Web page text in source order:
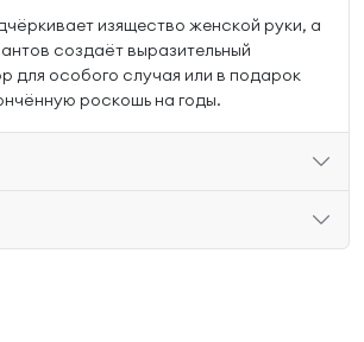
изящество женской руки, а
создаёт выразительный
для особого случая или в подарок
роскошь на годы.